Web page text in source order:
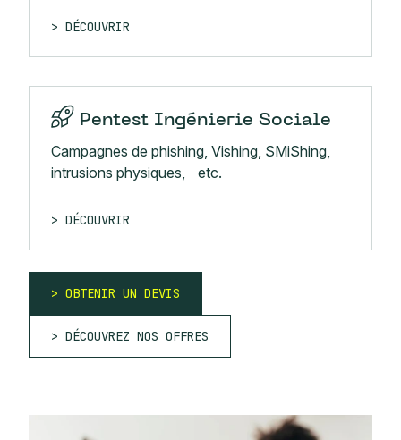
DÉCOUVRIR
Pentest Ingénierie Sociale
Campagnes de phishing, Vishing, SMiShing,
intrusions physiques, etc.
DÉCOUVRIR
OBTENIR UN DEVIS
DÉCOUVREZ NOS OFFRES